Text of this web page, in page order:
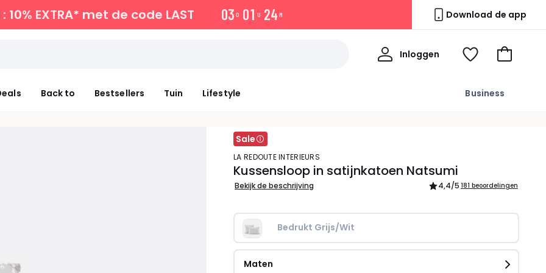
10% EXTRA* met de code LAST 03 D 01 U 24 M Download de app
Back to Bestsellers Tuin Lifestyle Business
Inloggen
Mijn
Kijk
Naar
Sale
LA REDOUTE INTERIEURS
Kussensloop in satijnkatoen Natsumi
Bekijk de beschrijving 4,4/5 181 beoordelingen
Bedrukt Grijs/Wit
Maten